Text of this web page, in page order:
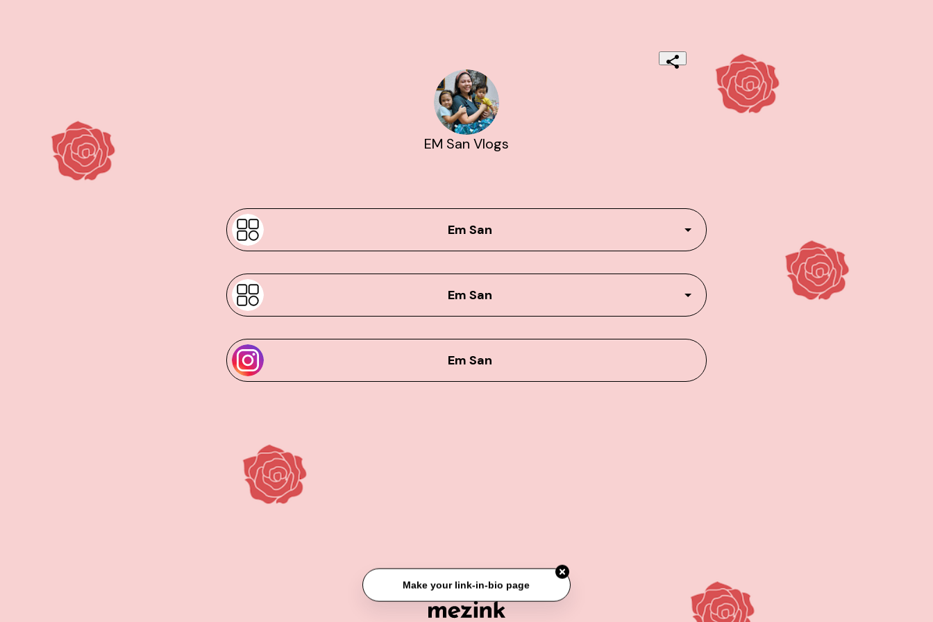
EM San Vlogs
Em San
Em San
Em San
Make your link-in-bio page